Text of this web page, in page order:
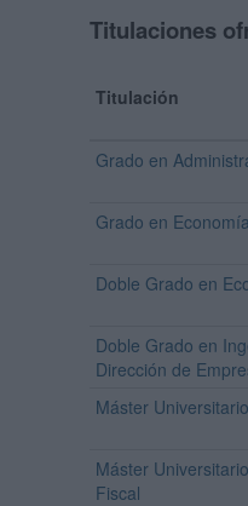
Titulaciones
Titulación
Grado en
Grado en Economía
Doble Grado en
Doble Grado en
Dirección de
Máster
Máster
Fiscal